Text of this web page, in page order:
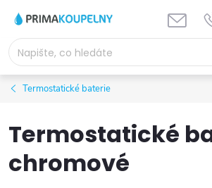
obsah
Termostatické baterie
Termostatické
chromové